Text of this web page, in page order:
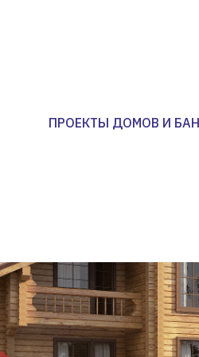
ПРОЕКТЫ ДОМОВ И